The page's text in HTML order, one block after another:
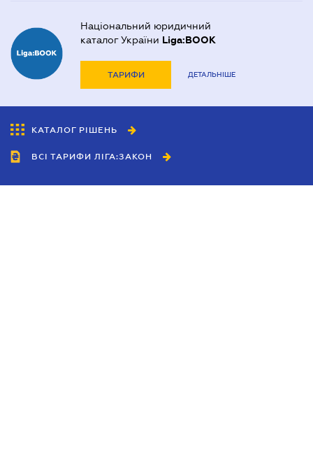
Національний юридичний
каталог України Liga:BOOK
ТАРИФИ ДЕТАЛЬНІШЕ
КАТАЛОГ РІШЕНЬ
ВСІ ТАРИФИ ЛІГА:ЗАКОН